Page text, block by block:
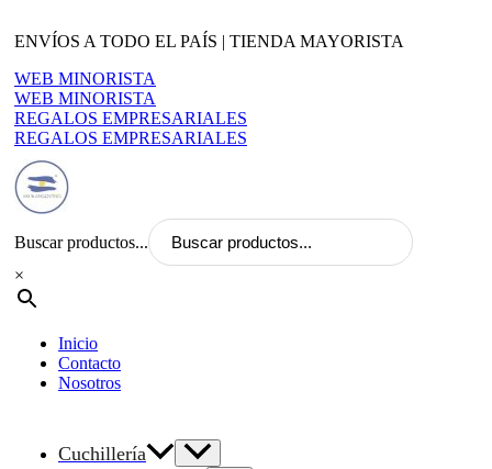
al
ENVÍOS A TODO EL PAÍS | TIENDA MAYORISTA
WEB MINORISTA
WEB MINORISTA
REGALOS EMPRESARIALES
REGALOS EMPRESARIALES
Buscar productos...
×
Inicio
Contacto
Nosotros
Cuchillería